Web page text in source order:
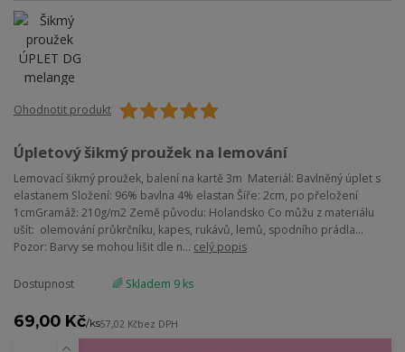
Ohodnotit produkt
Úpletový šikmý proužek na lemování
Lemovací šikmý proužek, balení na kartě 3m Materiál: Bavlněný úplet s
elastanem Složení: 96% bavlna 4% elastan Šíře: 2cm, po přeložení
1cmGramáž: 210g/m2 Země původu: Holandsko Co můžu z materiálu
ušít: olemování průkrčníku, kapes, rukávů, lemů, spodního prádla...
Pozor: Barvy se mohou lišit dle n... celý popis
Dostupnost 🌈 Skladem 9 ks
69,00 Kč/ks57,02 Kčbez DPH